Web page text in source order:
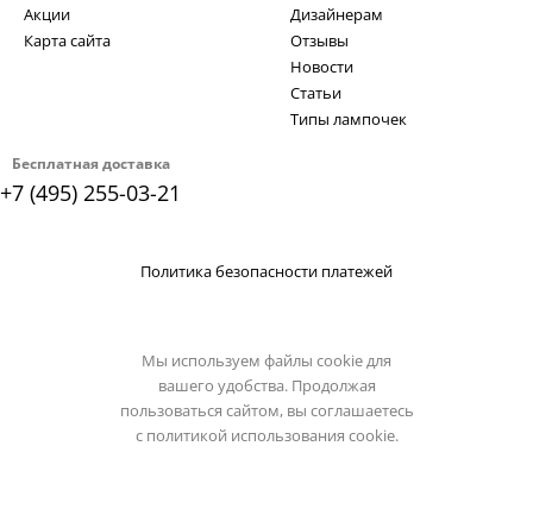
Бесплатная доставка
+7 (495) 255-03-21
Акции
Карта сайта
Дизайнерам
Отзывы
Новости
Статьи
Типы лампочек
Политика безопасности платежей
Мы используем файлы cookie для
вашего удобства. Продолжая
пользоваться сайтом, вы соглашаетесь
с политикой использования cookie.